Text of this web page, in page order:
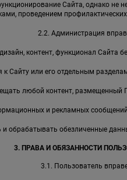
Сайта, однако не
проведением
2.2. Администрация
контент, функционал Сайта
к Сайту или его отдельным
любой контент, размещенный
и рекламных
и обрабатывать обезличенные
3. ПРАВА И ОБЯЗАННОСТИ
3.1. Пользователь